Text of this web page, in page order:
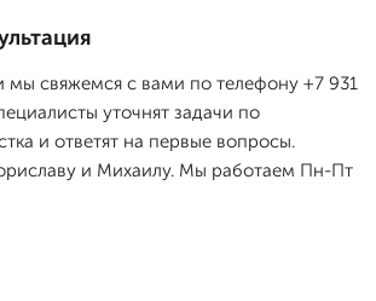
мы свяжемся с вами по телефону +7 931
уточнят задачи по
и ответят на первые вопросы.
и Михаилу. Мы работаем Пн-Пт